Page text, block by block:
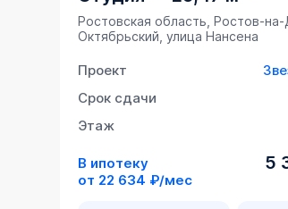
Ростовская область, Ростов-на-
Октябрьский, улица Нансена
Проект
Срок сдачи
Этаж
В ипотеку
от 22 634 ₽/мес
5